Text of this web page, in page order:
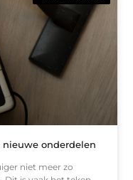
onderdelen
niet meer zo